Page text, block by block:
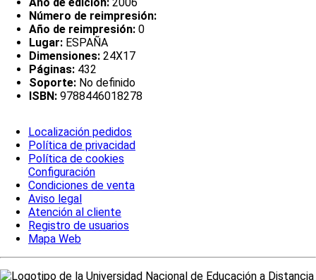
Número de reimpresión:
Año de reimpresión: 0
Lugar: ESPAÑA
Dimensiones: 24X17
Páginas: 432
Soporte: No definido
ISBN: 9788446018278
Localización pedidos
Política de privacidad
Política de cookies
Configuración
Condiciones de venta
Aviso legal
Atención al cliente
Registro de usuarios
Mapa Web